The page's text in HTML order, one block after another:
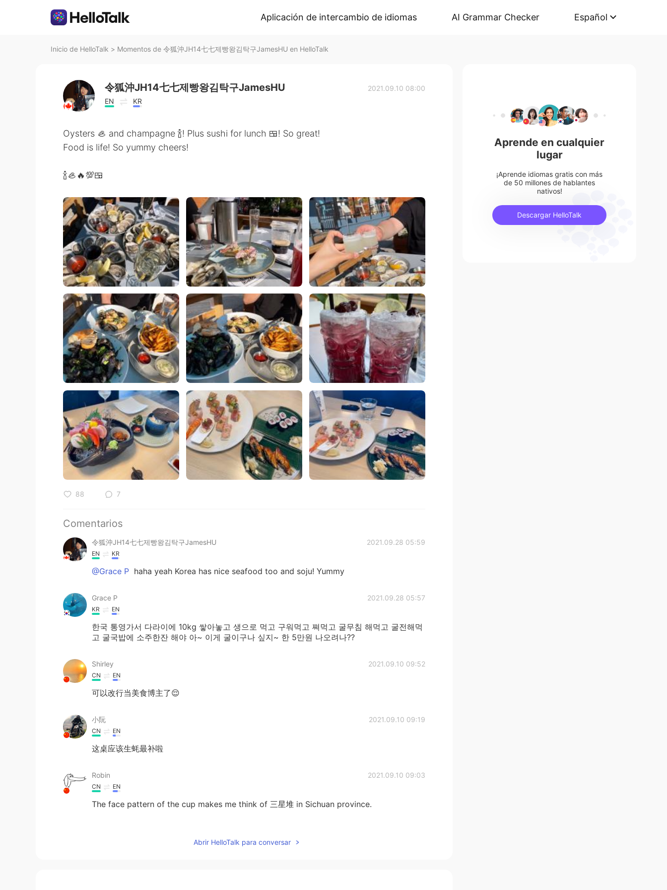
Aplicación de intercambio de idiomas AI Grammar Checker Español
Inicio de HelloTalk > Momentos de 令狐沖JH14七七제빵왕김탁구JamesHU en HelloTalk
令狐沖JH14七七제빵왕김탁구JamesHU
EN KR
2021.09.10 08:00
Oysters 🦪 and champagne 🍾! Plus sushi for lunch 🍱! So great!
Food is life! So yummy cheers!
🍾🦪🔥💯🍱
88 7
Comentarios
令狐沖JH14七七제빵왕김탁구JamesHU 2021.09.28 05:59
EN KR
@Grace P haha yeah Korea has nice seafood too and soju! Yummy
Grace P 2021.09.28 05:57
KR EN
한국 통영가서 다라이에 10kg 쌓아놓고 생으로 먹고 구워먹고 쪄먹고 굴무침 해먹고 굴전해먹
고 굴국밥에 소주한잔 해야 아~ 이게 굴이구나 싶지~ 한 5만원 나오려나??
Shirley 2021.09.10 09:52
CN EN
可以改行当美食博主了😌
小阮 2021.09.10 09:19
CN EN
这桌应该生蚝最补啦
Robin 2021.09.10 09:03
CN EN
The face pattern of the cup makes me think of 三星堆 in Sichuan province.
Abrir HelloTalk para conversar
Aprende en cualquier
lugar
¡Aprende idiomas gratis con más
de 50 millones de hablantes
nativos!
Descargar HelloTalk